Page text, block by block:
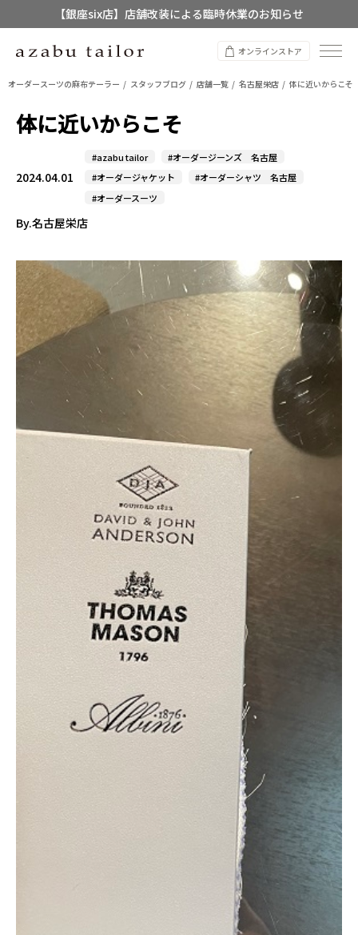
【店舗限定】レディースオーダースーツ
8/12~8/16 夏季休業のお知らせ
オンラインストア
オーダースーツの麻布テーラー スタッフブログ 店舗一覧 名古屋栄店 体に近いからこそ
体に近いからこそ
2024.04.01
#azabu tailor
#オーダージーンズ 名古屋
#オーダージャケット
#オーダーシャツ 名古屋
#オーダースーツ
By.名古屋栄店